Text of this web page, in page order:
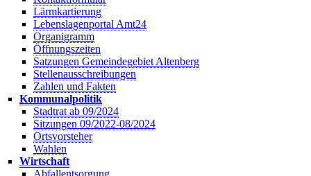
Lärmkartierung
Lebenslagenportal Amt24
Organigramm
Öffnungszeiten
Satzungen Gemeindegebiet Altenberg
Stellenausschreibungen
Zahlen und Fakten
Kommunalpolitik
Stadtrat ab 09/2024
Sitzungen 09/2022-08/2024
Ortsvorsteher
Wahlen
Wirtschaft